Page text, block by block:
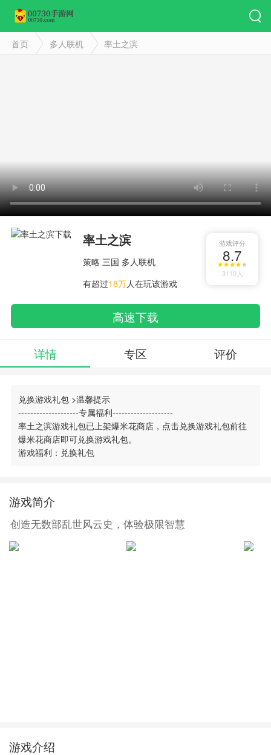
00730手游网
搜索
首页 多人联机 率土之滨
率土之滨
策略 三国 多人联机
有超过18万人在玩该游戏
游戏评分
8.7
3110人
高速下载
详情 专区 评价
兑换游戏礼包 >温馨提示
--------------------专属福利--------------------
率土之滨游戏礼包已上架爆米花商店，点击兑换游戏礼包前往
爆米花商店即可兑换游戏礼包。
游戏福利：兑换礼包
游戏简介
创造无数部乱世风云史，体验极限智慧
游戏介绍